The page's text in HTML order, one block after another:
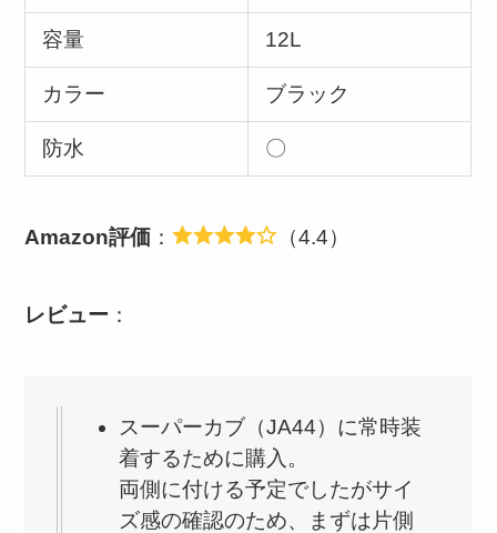
容量 12L
カラー ブラック
防水 〇
Amazon評価 ： （4.4）
レビュー ：
スーパーカブ（JA44）に常時装
着するために購入。
両側に付ける予定でしたがサイ
ズ感の確認のため、まずは片側